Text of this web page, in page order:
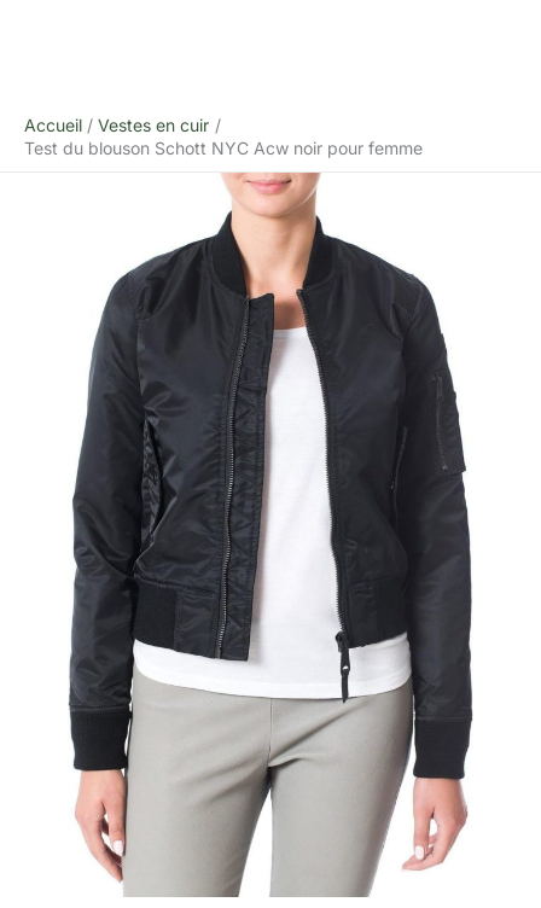
Accueil
Vestes en cuir
Test du blouson Schott NYC Acw noir pour femme